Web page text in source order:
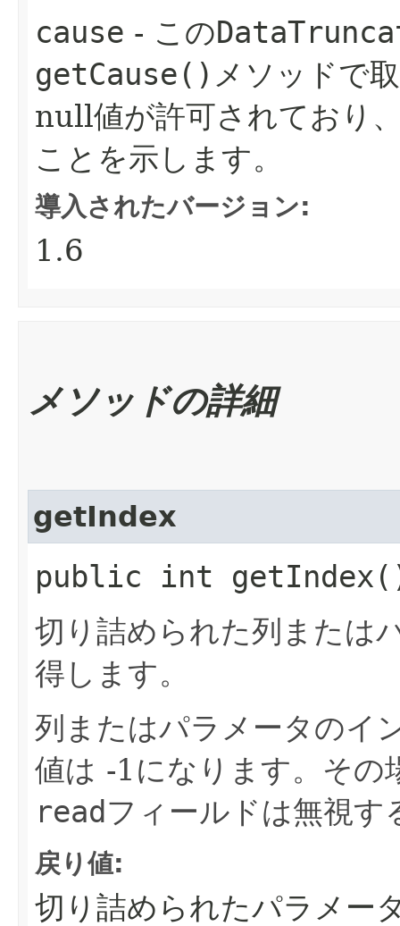
cause - この
getCause() メソッドで
null値が許可されており
ことを示します。
導入されたバージョン:
1.6
メソッドの詳細
getIndex
public int
切り詰められた列または
得します。
列またはパラメータのイ
値は -1になります。その
readフィールドは無視
戻り値:
切り詰められたパラメー